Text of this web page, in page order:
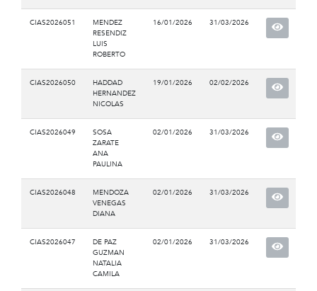
CIAS2026051
MENDEZ
RESENDIZ
LUIS
ROBERTO
16/01/2026 31/03/2026
CIAS2026050
HADDAD
HERNANDEZ
NICOLAS
19/01/2026 02/02/2026
CIAS2026049
SOSA
ZARATE
ANA
PAULINA
02/01/2026 31/03/2026
CIAS2026048
MENDOZA
VENEGAS
DIANA
02/01/2026 31/03/2026
CIAS2026047
DE PAZ
GUZMAN
NATALIA
CAMILA
02/01/2026 31/03/2026